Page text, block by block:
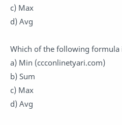
c) Max
d) Avg
Which of the following formula
a) Min (ccconlinetyari.com)
b) Sum
c) Max
d) Avg